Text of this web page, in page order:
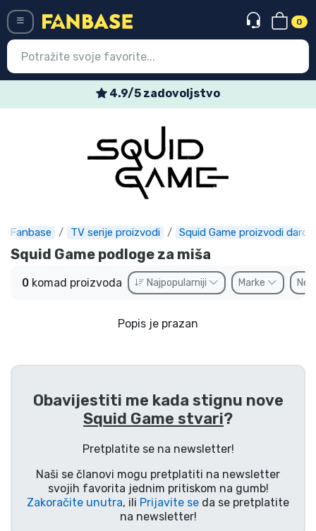
0
4.9/5 zadovoljstvo
Fanbase TV serije proizvodi Squid Game proizvodi darovi
Squid Game podloge za miša
0 komad proizvoda Najpopularniji Marke Ne
Popis je prazan
Obavijestiti me kada stignu nove
Squid Game stvari?
Pretplatite se na newsletter!
Naši se članovi mogu pretplatiti na newsletter
svojih favorita jednim pritiskom na gumb!
Zakoračite unutra, ili Prijavite se da se pretplatite
na newsletter!
Najnovije proizvodi
Ekspresna dostava
Prednarudžbe
Outlet proizvodi
Dostava i plaćanje
TV serija proizvodi
Film proizvodi
Crtani proizvodi
Anime proizvodi
Gamer proizvodi